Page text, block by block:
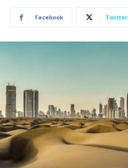
Facebook Twitter